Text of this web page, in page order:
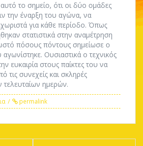
το σημείο, ότι οι δύο ομάδες
την έναρξη του αγώνα, να
για κάθε περίοδο. Όπως
στατιστικά στην αναμέτρηση
πόσους πόντους σημείωσε ο
Ουσιαστικά ο τεχνικός
ευκαιρία στους παίκτες του να
τις συνεχείς και σκληρές
τελευταίων ημερών.
permalink